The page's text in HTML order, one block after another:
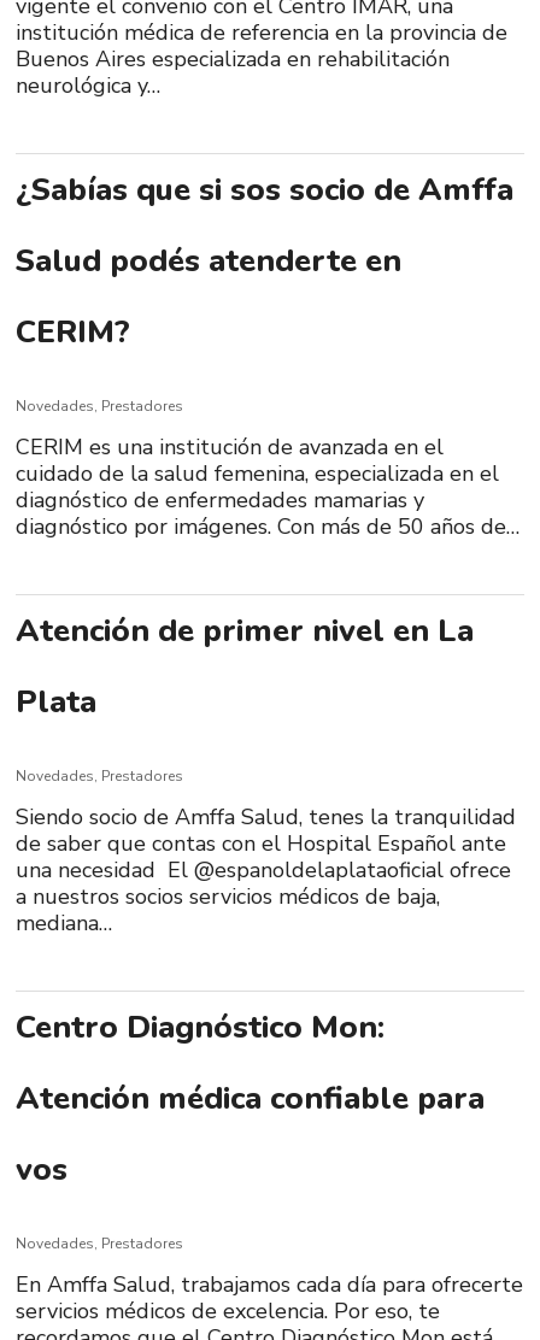
vigente el convenio con el Centro IMAR, una
institución médica de referencia en la provincia de
Buenos Aires especializada en rehabilitación
neurológica y…
¿Sabías que si sos socio de Amffa
Salud podés atenderte en
CERIM?
Novedades, Prestadores
CERIM es una institución de avanzada en el
cuidado de la salud femenina, especializada en el
diagnóstico de enfermedades mamarias y
diagnóstico por imágenes. Con más de 50 años de…
Atención de primer nivel en La
Plata
Novedades, Prestadores
Siendo socio de Amffa Salud, tenes la tranquilidad
de saber que contas con el Hospital Español ante
una necesidad El @espanoldelaplataoficial ofrece
a nuestros socios servicios médicos de baja,
mediana…
Centro Diagnóstico Mon:
Atención médica confiable para
vos
Novedades, Prestadores
En Amffa Salud, trabajamos cada día para ofrecerte
servicios médicos de excelencia. Por eso, te